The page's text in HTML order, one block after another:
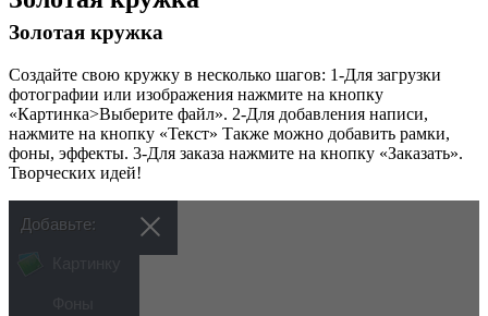
Золотая кружка
Создайте свою кружку в несколько шагов: 1-Для загрузки
фотографии или изображения нажмите на кнопку
«Картинка>Выберите файл». 2-Для добавления написи,
нажмите на кнопку «Текст» Также можно добавить рамки,
фоны, эффекты. 3-Для заказа нажмите на кнопку «Заказать».
Творческих идей!